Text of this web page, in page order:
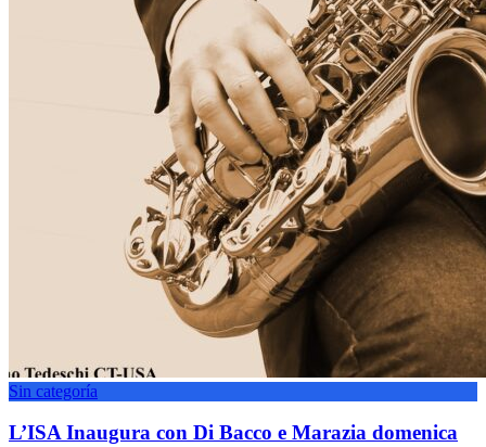
Sin categoría
L’ISA Inaugura con Di Bacco e Marazia domenica